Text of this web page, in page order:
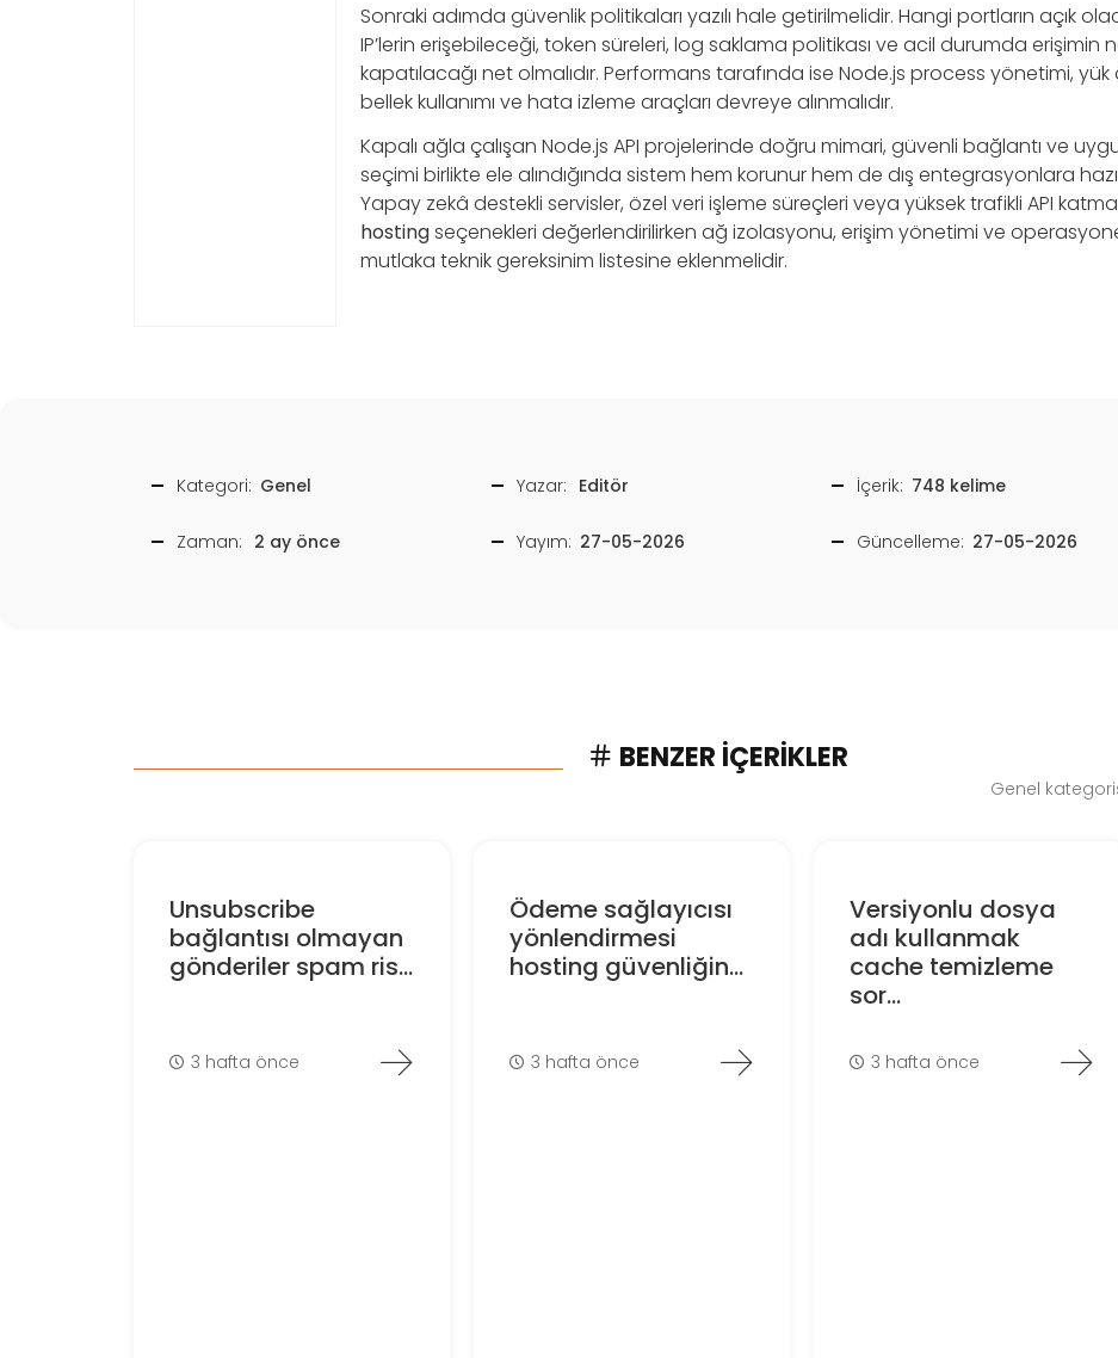
Sonraki adımda güvenlik politikaları yazılı hale getirilmelidir. Hangi portların açık
IP’lerin erişebileceği, token süreleri, log saklama politikası ve acil durumda erişimin
kapatılacağı net olmalıdır. Performans tarafında ise Node.js process yönetimi,
bellek kullanımı ve hata izleme araçları devreye alınmalıdır.
Kapalı ağla çalışan Node.js API projelerinde doğru mimari, güvenli bağlantı ve
seçimi birlikte ele alındığında sistem hem korunur hem de dış entegrasyonlara
Yapay zekâ destekli servisler, özel veri işleme süreçleri veya yüksek trafikli API
hostingseçenekleri değerlendirilirken ağ izolasyonu, erişim yönetimi ve
mutlaka teknik gereksinim listesine eklenmelidir.
Kategori: Genel Yazar: Editör İçerik: 748 kelime
Zaman: 2 ay önce Yayım: 27-05-2026 Güncelleme: 27-05-2026
BENZER İÇERIKLER
Genel
Unsubscribe
bağlantısı olmayan
gönderiler spam ris...
3 hafta önce
Ödeme sağlayıcısı
yönlendirmesi
hosting güvenliğin...
3 hafta önce
Versiyonlu dosya
adı kullanmak
cache temizleme
sor...
3 hafta önce